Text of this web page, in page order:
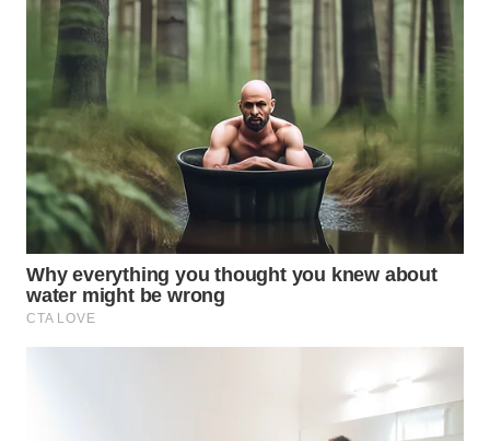
WN
LIKUPANG
LABUANBAJO
WN
BORNEO
Wahana
Media